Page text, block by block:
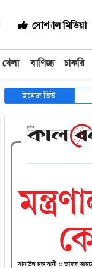
সোশ্যাল মিডিয়া
খেলা বাণিজ্য চাকরি
৯ ১০
ইমেজ ভিউ